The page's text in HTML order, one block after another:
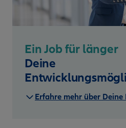
Ein Job für länger
Deine
Erfahre mehr über Deine